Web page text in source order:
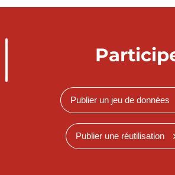
Publier un jeu de données
Publier une réutilisation